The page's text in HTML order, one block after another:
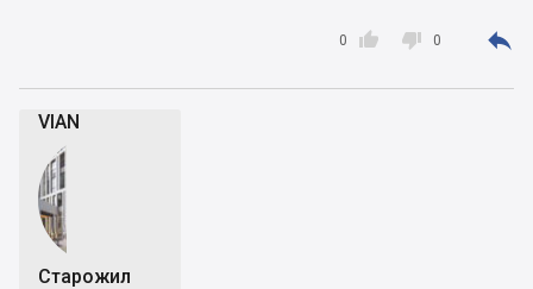
названии Роскапитал, мол река такая Рось...и в
деятельности фонда на территории Украины

0  0 
VIAN
Старожил